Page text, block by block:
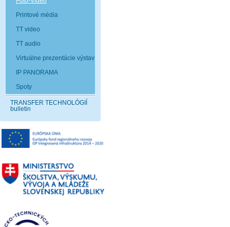
Printové média
TT video
TT audio
Virtuálne prezentácie výstav
IP PANORAMA
Spoty
TRANSFER TECHNOLÓGIÍ
bulletin